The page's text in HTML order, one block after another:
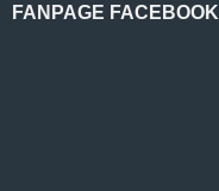
FANPAGE FACEBOOK